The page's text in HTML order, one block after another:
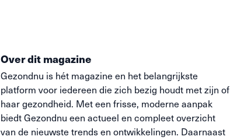
Over dit magazine
Gezondnu is hét magazine en het belangrijkste
platform voor iedereen die zich bezig houdt met zijn of
haar gezondheid. Met een frisse, moderne aanpak
biedt Gezondnu een actueel en compleet overzicht
van de nieuwste trends en ontwikkelingen. Daarnaast